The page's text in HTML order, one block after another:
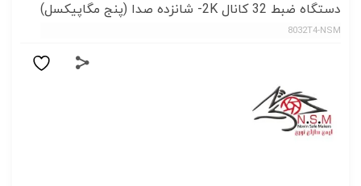
دستگاه ضبط 32 کانال 2K- شانزده صدا (پنج مگاپیکسل)
8032T4-NSM